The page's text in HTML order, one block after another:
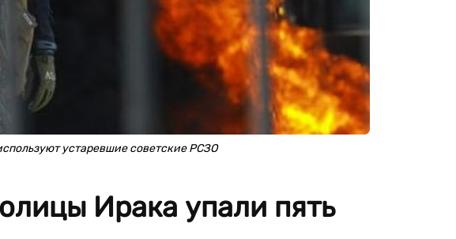
устаревшие советские РСЗО
Ирака упали пять